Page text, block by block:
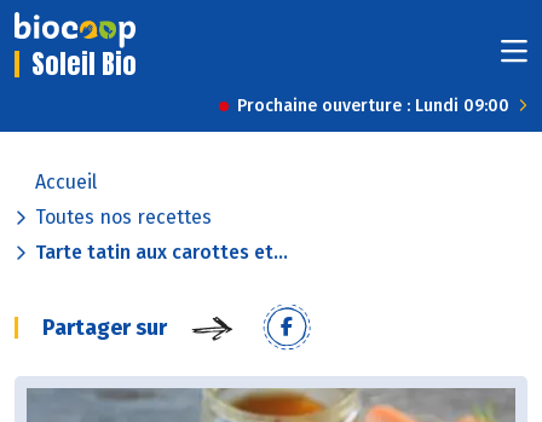
Soleil Bio
Prochaine ouverture : Lundi 09:00
Accueil
Toutes nos recettes
Tarte tatin aux carottes et...
Partager sur